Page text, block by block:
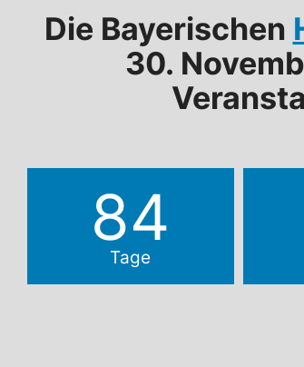
Die Bayerischen
30.
84
Tage